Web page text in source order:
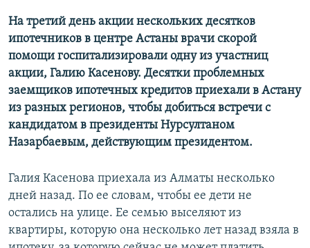
На третий день акции нескольких десятков
ипотечников в центре Астаны врачи скорой
помощи госпитализировали одну из участниц
акции, Галию Касенову. Десятки проблемных
заемщиков ипотечных кредитов приехали в Астану
из разных регионов, чтобы добиться встречи с
кандидатом в президенты Нурсултаном
Назарбаевым, действующим президентом.
Галия Касенова приехала из Алматы несколько
дней назад. По ее словам, чтобы ее дети не
остались на улице. Ее семью выселяют из
квартиры, которую она несколько лет назад взяла в